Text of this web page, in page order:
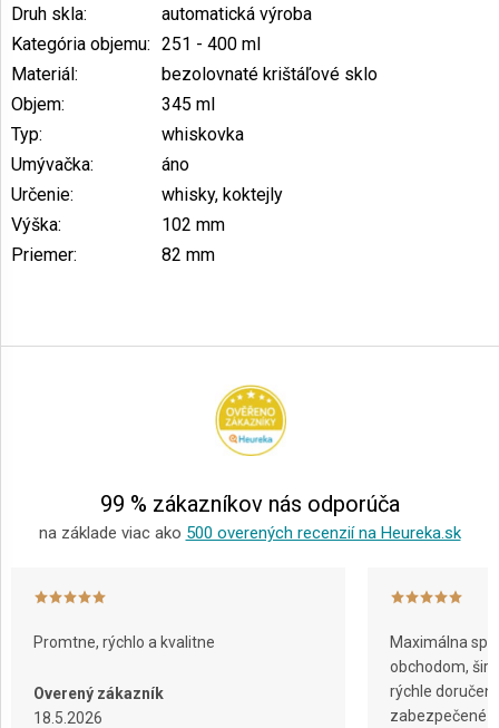
Druh skla:
automatická výroba
Kategória objemu: 251 - 400 ml
Materiál:
bezolovnaté krištáľové sklo
Objem:
345 ml
Typ:
whiskovka
Umývačka:
áno
Určenie:
whisky, koktejly
Výška:
102 mm
Priemer: 82 mm
á
99 % zákazníkov nás odporúča
na základe viac ako 500 overených recenzií na Heureka.sk
Promtne, rýchlo a kvalitne
Overený zákazník
18.5.2026
Maximálna
obchodom,
rýchle
zabezpečené